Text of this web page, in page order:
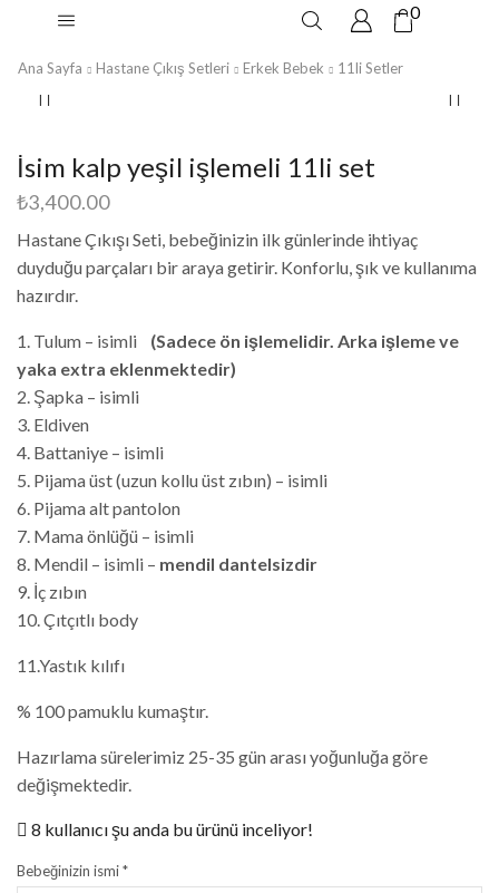
0
Ana Sayfa Hastane Çıkış Setleri Erkek Bebek 11li Setler
İsim kalp yeşil işlemeli 11li set
₺3,400.00
Hastane Çıkışı Seti, bebeğinizin ilk günlerinde ihtiyaç
duyduğu parçaları bir araya getirir. Konforlu, şık ve kullanıma
hazırdır.
1. Tulum – isimli (Sadece ön işlemelidir. Arka işleme ve
yaka extra eklenmektedir)
2. Şapka – isimli
3. Eldiven
4. Battaniye – isimli
5. Pijama üst (uzun kollu üst zıbın) – isimli
6. Pijama alt pantolon
7. Mama önlüğü – isimli
8. Mendil – isimli – mendil dantelsizdir
9. İç zıbın
10. Çıtçıtlı body
11.Yastık kılıfı
% 100 pamuklu kumaştır.
Hazırlama sürelerimiz 25-35 gün arası yoğunluğa göre
değişmektedir.
8 kullanıcı şu anda bu ürünü inceliyor!
Bebeğinizin ismi*